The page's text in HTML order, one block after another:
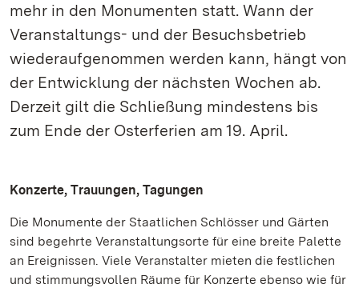
mehr in den Monumenten statt. Wann der
Veranstaltungs- und der Besuchsbetrieb
wiederaufgenommen werden kann, hängt von
der Entwicklung der nächsten Wochen ab.
Derzeit gilt die Schließung mindestens bis
zum Ende der Osterferien am 19. April.
Konzerte, Trauungen, Tagungen
Die Monumente der Staatlichen Schlösser und Gärten
sind begehrte Veranstaltungsorte für eine breite Palette
an Ereignissen. Viele Veranstalter mieten die festlichen
und stimmungsvollen Räume für Konzerte ebenso wie für